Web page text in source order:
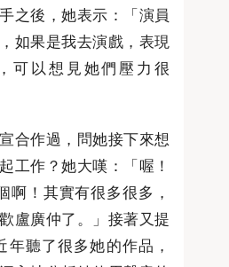
之後，她表示：「演員
如果是我去演戲，表現
可以想見她們壓力很
合作過，問她接下來想
工作？她大嘆：「喔！
啊！其實有很多很多，
盧廣仲了。」接著又提
年聽了很多她的作品，